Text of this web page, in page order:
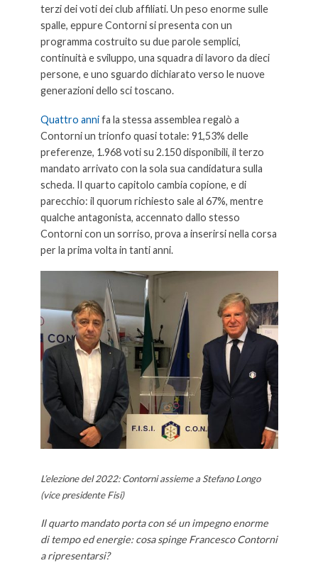
terzi dei voti dei club affiliati. Un peso enorme sulle
spalle, eppure Contorni si presenta con un
programma costruito su due parole semplici,
continuità e sviluppo, una squadra di lavoro da dieci
persone, e uno sguardo dichiarato verso le nuove
generazioni dello sci toscano.
Quattro annifa la stessa assemblea regalò a
Contorni un trionfo quasi totale: 91,53% delle
preferenze, 1.968 voti su 2.150 disponibili, il terzo
mandato arrivato con la sola sua candidatura sulla
scheda. Il quarto capitolo cambia copione, e di
parecchio: il quorum richiesto sale al 67%, mentre
qualche antagonista, accennato dallo stesso
Contorni con un sorriso, prova a inserirsi nella corsa
per la prima volta in tanti anni.
L’elezione del 2022: Contorni assieme a Stefano Longo
(vice presidente Fisi)
Il quarto mandato porta con sé un impegno enorme
di tempo ed energie: cosa spinge Francesco Contorni
a ripresentarsi?